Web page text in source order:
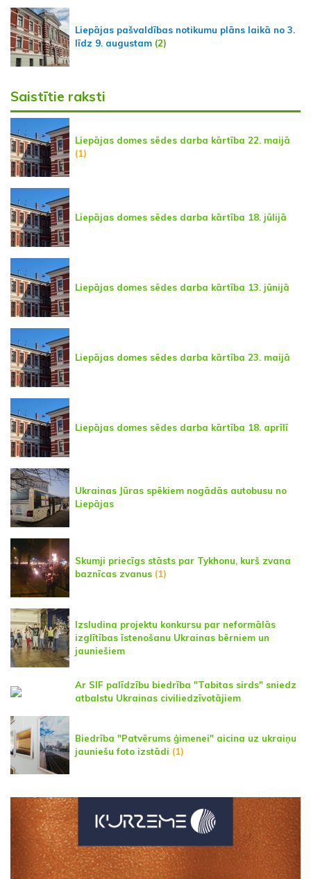
Liepājas pašvaldības notikumu plāns laikā no 3.
līdz 9. augustam (2)
Saistītie raksti
Liepājas domes sēdes darba kārtība 22. maijā
(1)
Liepājas domes sēdes darba kārtība 18. jūlijā
Liepājas domes sēdes darba kārtība 13. jūnijā
Liepājas domes sēdes darba kārtība 23. maijā
Liepājas domes sēdes darba kārtība 18. aprīlī
Ukrainas Jūras spēkiem nogādās autobusu no
Liepājas
Skumji priecīgs stāsts par Tykhonu, kurš zvana
baznīcas zvanus (1)
Izsludina projektu konkursu par neformālās
izglītības īstenošanu Ukrainas bērniem un
jauniešiem
Ar SIF palīdzību biedrība "Tabitas sirds" sniedz
atbalstu Ukrainas civiliedzīvotājiem
Biedrība "Patvērums ģimenei" aicina uz ukraiņu
jauniešu foto izstādi (1)